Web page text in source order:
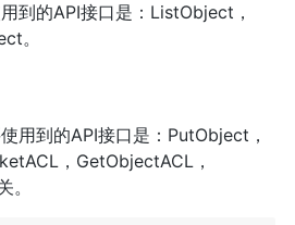
到的API接口是：ListObject，
。
用到的API接口是：PutObject，
，GetObjectACL，